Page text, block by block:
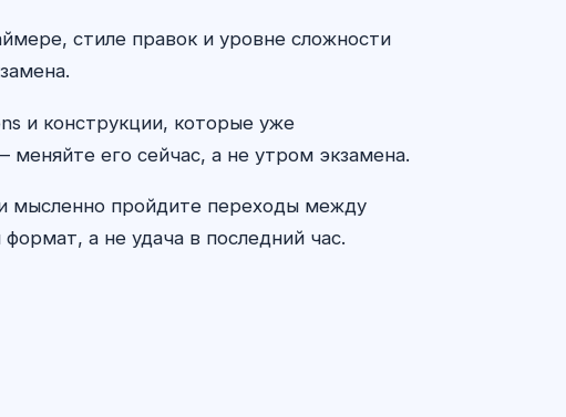
стиле правок и уровне сложности
и конструкции, которые уже
его сейчас, а не утром экзамена.
мысленно пройдите переходы между
а не удача в последний час.